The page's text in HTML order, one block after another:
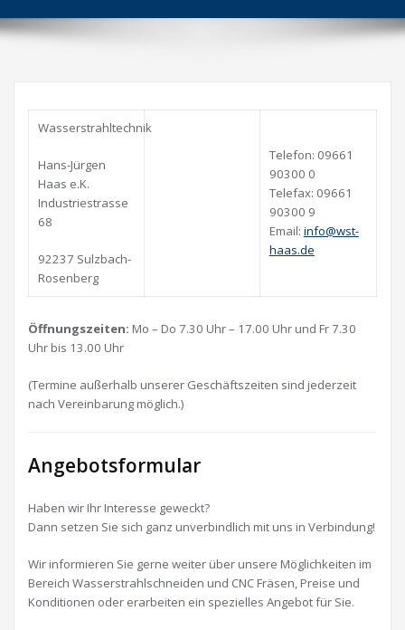
Wasserstrahltechnik
Hans-Jürgen
Haas e.K.
Industriestrasse
68
92237 Sulzbach-
Rosenberg
Telefon: 09661
90300 0
Telefax: 09661
90300 9
Email: info@wst-
haas.de
Öffnungszeiten: Mo – Do 7.30 Uhr – 17.00 Uhr und Fr 7.30
Uhr bis 13.00 Uhr
(Termine außerhalb unserer Geschäftszeiten sind jederzeit
nach Vereinbarung möglich.)
Angebotsformular
Haben wir Ihr Interesse geweckt?
Dann setzen Sie sich ganz unverbindlich mit uns in Verbindung!
Wir informieren Sie gerne weiter über unsere Möglichkeiten im
Bereich Wasserstrahlschneiden und CNC Fräsen, Preise und
Konditionen oder erarbeiten ein spezielles Angebot für Sie.